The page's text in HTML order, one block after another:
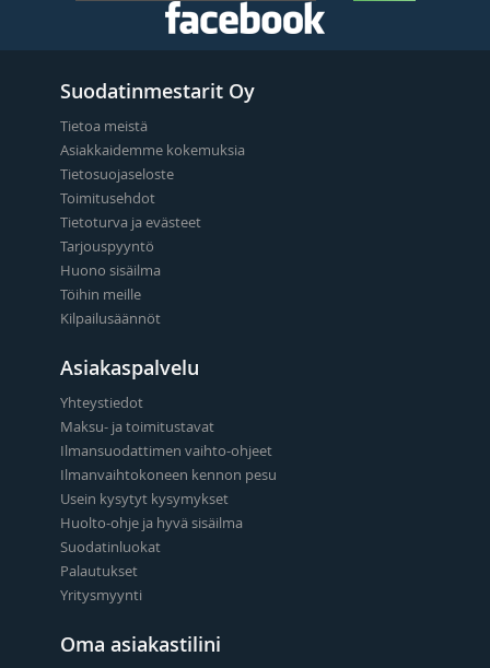
Suodatinmestarit Oy
Tietoa meistä
Asiakkaidemme kokemuksia
Tietosuojaseloste
Toimitusehdot
Tietoturva ja evästeet
Tarjouspyyntö
Huono sisäilma
Töihin meille
Kilpailusäännöt
Asiakaspalvelu
Yhteystiedot
Maksu- ja toimitustavat
Ilmansuodattimen vaihto-ohjeet
Ilmanvaihtokoneen kennon pesu
Usein kysytyt kysymykset
Huolto-ohje ja hyvä sisäilma
Suodatinluokat
Palautukset
Yritysmyynti
Oma asiakastilini